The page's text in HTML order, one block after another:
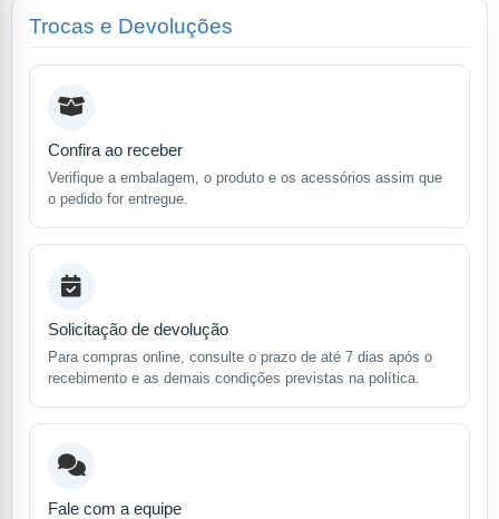
Trocas e Devoluções
Confira ao receber
Verifique a embalagem, o produto e os acessórios assim que
o pedido for entregue.
Solicitação de devolução
Para compras online, consulte o prazo de até 7 dias após o
recebimento e as demais condições previstas na política.
Fale com a equipe